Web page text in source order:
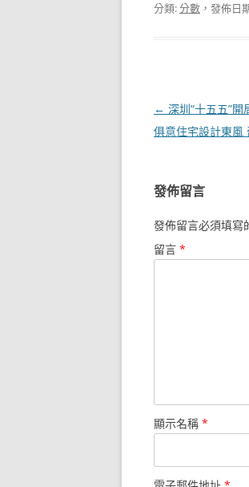
分類:分數 ，發佈日
文
章
← 深圳“十五五”
俱意住宅設計東風
發佈留言
發佈留言必須填寫
留言 *
顯示名稱 *